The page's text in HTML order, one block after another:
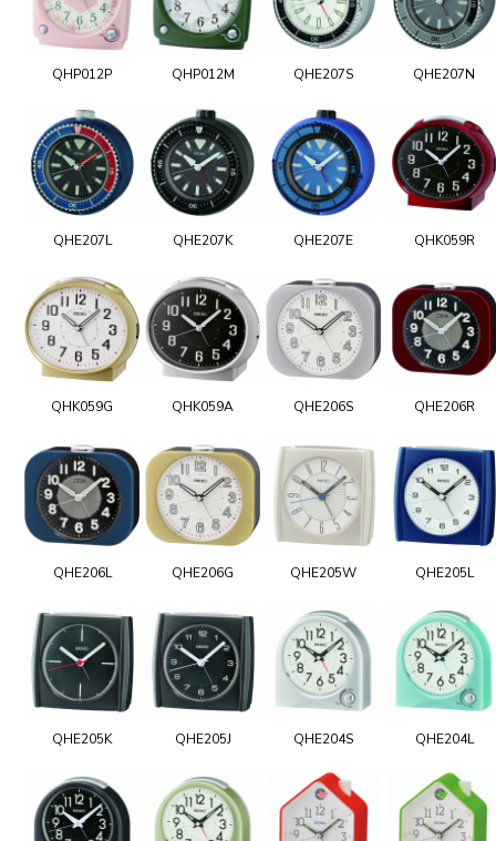
QHP012P QHP012M QHE207S QHE207N
QHE207L QHE207K QHE207E QHK059R
QHK059G QHK059A QHE206S QHE206R
QHE206L QHE206G QHE205W QHE205L
QHE205K QHE205J QHE204S QHE204L